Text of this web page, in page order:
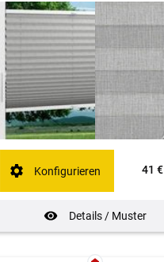
41 €
Details / Muster
Konfigurieren